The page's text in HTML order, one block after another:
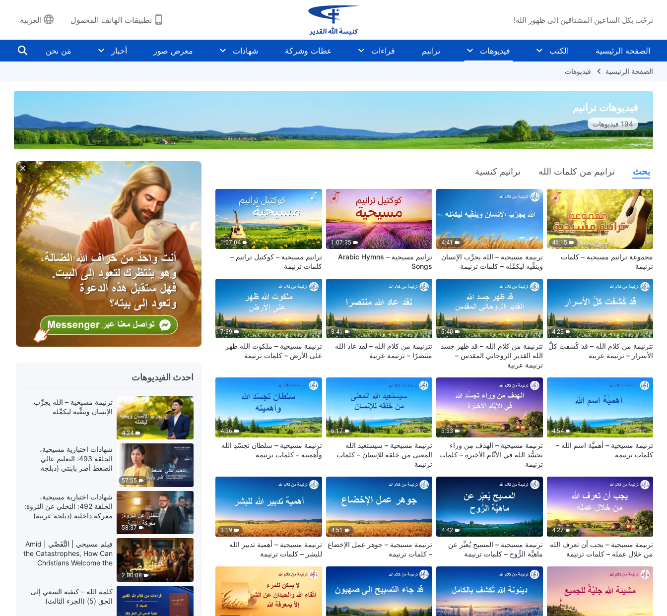
نرحّب بكل الساعين المشتاقين إلى ظهور الله! تطبيقات الهاتف المحمول العربية
الصفحة الرئيسية الكتب فيديوهات ترانيم قراءات عظات وشركة شهادات معرض صور أخبار مَن نحن
الصفحة الرئيسية فيديوهات
فيديوهات ترانيم
194 فيديوهات
بحث ترانيم من كلمات الله ترانيم كنسية
46:15
مجموعة ترانيم مسيحية – كلمات
ترنيمة
4:41
ترنيمة مسيحية – الله يجرِّب الإنسان
وينقِّيه ليكمِّله‎ – كلمات ترنيمة
1:07:35
ترانيم مسيحية – Arabic Hymns
Songs
1:07:04
ترانيم مسيحية – كوكتيل ترانيم –
كلمات ترنيمة
4:25
تترنيمة من كلام الله – قد كُشفت كلُّ
الأسرار‎ – ترنيمة عربية
5:40
تترنيمة من كلام الله – قد ظهر جسد
الله القدير الروحاني المقدس –
ترنيمة عربية
3:41
تترنيمة من كلام الله – لقد عاد الله
منتصرًا – ترنيمة عربية
7:39
ترنيمة مسيحية – ملكوت الله ظهر
على الأرض – كلمات ترنيمة
4:54
ترنيمة مسيحية – أهميَّة اسم الله –
كلمات ترنيمة
5:53
ترنيمة مسيحية – الهدف مِن وراء
تجسُّد الله في الأيَّام الأخيرة – كلمات
ترنيمة
6:17
ترنيمة مسيحية – سيستعيد الله
المعنى من خلقه للإنسان – كلمات
ترنيمة
4:36
ترنيمة مسيحية – سلطان تجسّدِ الله
وأهميته – كلمات ترنيمة
4:27
ترنيمة مسيحية – يجب أن تعرف الله
من خلال عمله – كلمات ترنيمة
4:42
ترنيمة مسيحية – المسيح يُعبِّر عن
ماهيَّة الرُّوح – كلمات ترنيمة
4:51
ترنيمة مسيحية – جوهر عمل الإخضاع
– كلمات ترنيمة
3:19
ترنيمة مسيحية – أهمية تدبير الله
للبشر – كلمات ترنيمة
احدث الفيديوهات
4:24
ترنيمة مسيحية – الله يجرِّب
الإنسان وينقِّيه ليكمِّله
57:55
شهادات اختبارية مسيحية،
الحلقة 493: التعليم عالي
الضغط أضر بابنتي (دبلجة
58:37
شهادات اختبارية مسيحية،
الحلقة 492: التخلي عن الثروة:
معركة داخلية (دبلجة عربية)
2:00:08
فيلم مسيحي | التَّقَصِّي | Amid
the Catastrophes, How Can
Christians Welcome the
كلمة الله – كيفية السعي إلى
الحق (5) (الجزء الثالث)